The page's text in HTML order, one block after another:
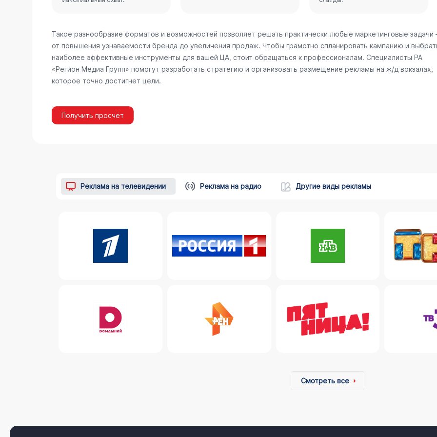
Такое разнообразие форматов и возможностей позволяет решать практически любые маркетинговые
от повышения узнаваемости бренда до увеличения продаж. Чтобы грамотно спланировать кампанию и
наиболее эффективные инструменты для вашей ЦА, стоит обращаться к профессионалам. Специалисты РА
«Регион Медиа Групп» помогут разработать стратегию и организовать размещение рекламы на ж/д вокзалах,
которое точно достигнет цели.
Получить просчёт
Реклама на телевидении Реклама на радио Другие виды рекламы
Смотреть все